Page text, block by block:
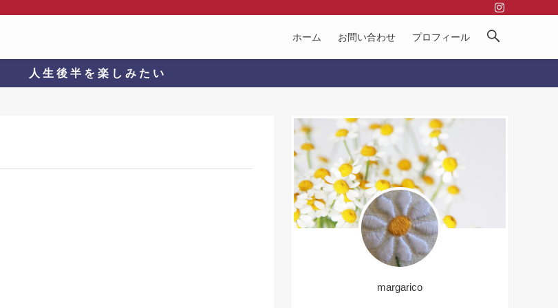
ホーム お問い合わせ プロフィール
人 生 後 半 を 楽 し み た い
margarico